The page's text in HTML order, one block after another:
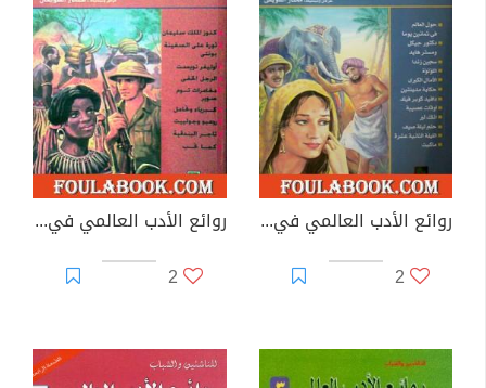
روائع الأدب العالمي في كبسولة جـ 1
2
روائع الأدب العالمي في كبسولة جـ 2
2